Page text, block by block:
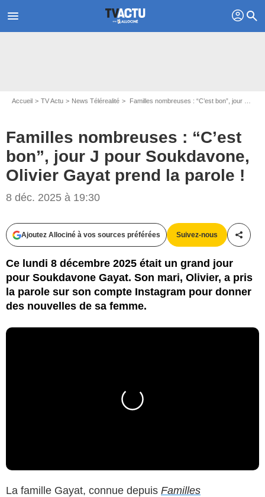
menu profil search
Accueil TV Actu News Télérealité Familles nombreuses : “C’est bon”, jour J pour Soukdavone, Olivier Gayat prend la parole !
Familles nombreuses : “C’est
bon”, jour J pour Soukdavone,
Olivier Gayat prend la parole !
8 déc. 2025 à 19:30
Ajoutez Allociné à vos sources préférées Suivez-nous
Ce lundi 8 décembre 2025 était un grand jour
pour Soukdavone Gayat. Son mari, Olivier, a pris
la parole sur son compte Instagram pour donner
des nouvelles de sa femme.
La famille Gayat, connue depuis Familles